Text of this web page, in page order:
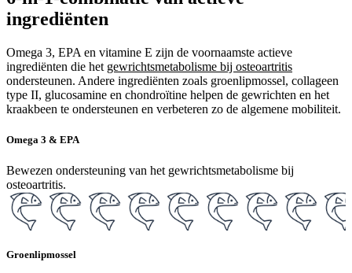
ingrediënten
Omega 3, EPA en vitamine E zijn de voornaamste actieve
ingrediënten die het gewrichtsmetabolisme bij osteoartritis
ondersteunen. Andere ingrediënten zoals groenlipmossel, collageen
type II, glucosamine en chondroïtine helpen de gewrichten en het
kraakbeen te ondersteunen en verbeteren zo de algemene mobiliteit.
Omega 3 & EPA
Bewezen ondersteuning van het gewrichtsmetabolisme bij
osteoartritis.
Groenlipmossel